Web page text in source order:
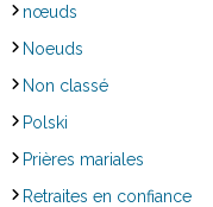
nœuds
Noeuds
Non classé
Polski
Prières mariales
Retraites en confiance